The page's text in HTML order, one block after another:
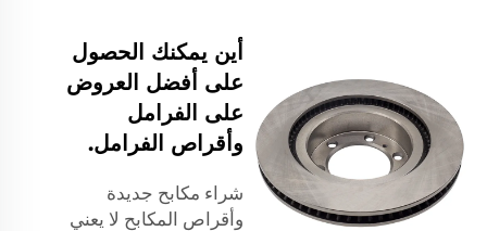
أين يمكنك الحصول
على أفضل العروض
على الفرامل
وأقراص الفرامل.
شراء مكابح جديدة
وأقراص المكابح لا يعني